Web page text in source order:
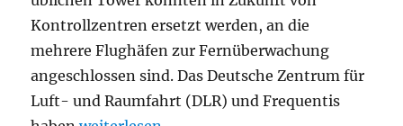
Kontrollzentren ersetzt werden, an die
mehrere Flughäfen zur Fernüberwachung
angeschlossen sind. Das Deutsche Zentrum für
Luft- und Raumfahrt (DLR) und Frequentis